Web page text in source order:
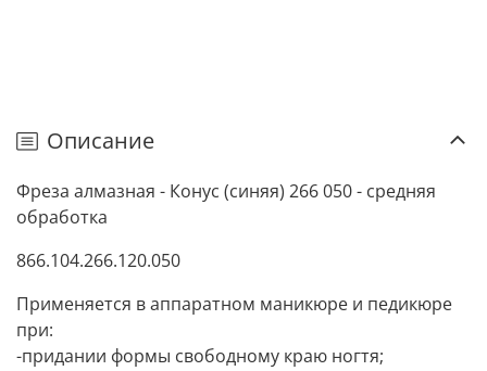
Описание
Фреза алмазная - Конус (синяя) 266 050 - средняя
обработка
866.104.266.120.050
Применяется в аппаратном маникюре и педикюре
при:
-придании формы свободному краю ногтя;